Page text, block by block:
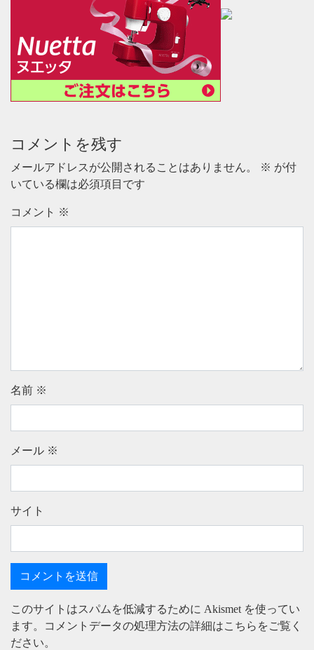
コメントを残す
メールアドレスが公開されることはありません。 ※ が付
いている欄は必須項目です
コメント ※
名前 ※
メール ※
サイト
このサイトはスパムを低減するために Akismet を使ってい
ます。
コメントデータの処理方法の詳細はこちらをご覧く
ださい。